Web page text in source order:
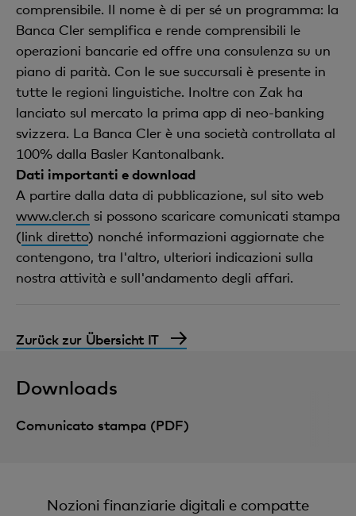
comprensibile. Il nome è di per sé un programma: la
Banca Cler semplifica e rende comprensibili le
operazioni bancarie ed offre una consulenza su un
piano di parità. Con le sue succursali è presente in
tutte le regioni linguistiche. Inoltre con Zak ha
lanciato sul mercato la prima app di neo-banking
svizzera. La Banca Cler è una società controllata al
100% dalla Basler Kantonalbank.
Dati importanti e download
A partire dalla data di pubblicazione, sul sito web
www.cler.ch si possono scaricare comunicati stampa
(link diretto) nonché informazioni aggiornate che
contengono, tra l'altro, ulteriori indicazioni sulla
nostra attività e sull'andamento degli affari.
Zurück zur Übersicht IT
Downloads
Comunicato stampa (PDF)
Nozioni finanziarie digitali e compatte